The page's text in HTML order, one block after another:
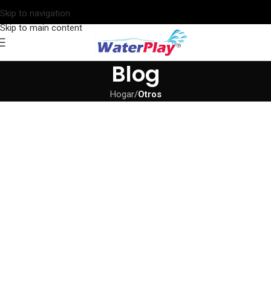
Skip to navigation
Skip to main content
Blog
Hogar/Otros